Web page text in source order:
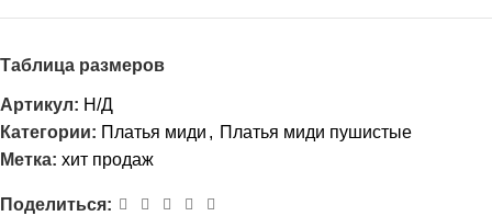
Таблица размеров
Артикул: Н/Д
Категории: Платья миди , Платья миди пушистые
Метка: хит продаж
Поделиться: